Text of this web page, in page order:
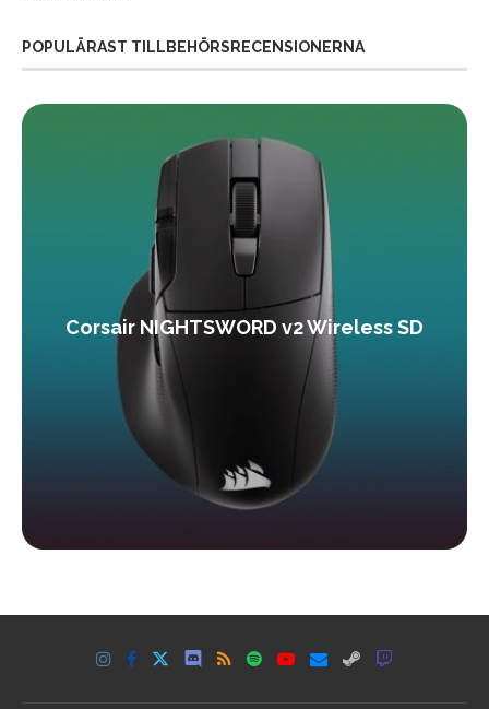
POPULÄRAST TILLBEHÖRSRECENSIONERNA
Corsair NIGHTSWORD v2 Wireless SD